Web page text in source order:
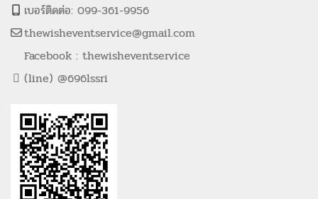
เบอร์ติดต่อ: 099-361-9956
thewisheventservice@gmail.com
Facebook : thewisheventservice
(line) @696lssri